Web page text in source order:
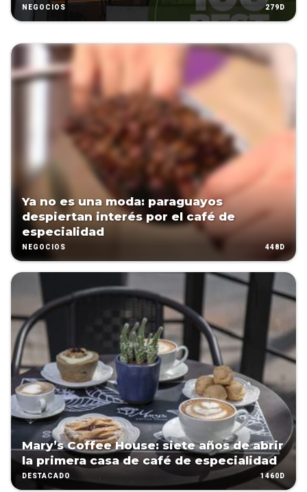
NEGOCIOS 279D
Ya no es una moda: paraguayos
despiertan interés por el café de
especialidad
NEGOCIOS 448D
Mary’s Coffee House: siete años de abrir
la primera casa de café de especialidad
DESTACADO 1460D